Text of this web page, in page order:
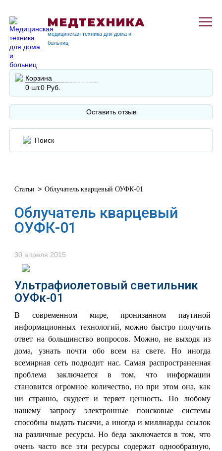
МЕДТЕХНИКА
медицинская техника для дома и
больниц
Корзина
0 шт.0 Руб.
Оставить отзыв
Статьи > Облучатель кварцевый ОУФК-01
Облучатель кварцевый
ОУФК-01
30 апреля 2015
Ультрафиолетовый светильник
ОУФк-01
В современном мире, пронизанном паутиной
информационных технологий, можно быстро получить
ответ на большинство вопросов. Можно, не выходя из
дома, узнать почти обо всем на свете. Но иногда
всемирная сеть подводит нас. Самая распространенная
проблема заключается в том, что информации
становится огромное количество, но при этом она, как
ни странно, скудеет и теряет ценность. По любому
нашему запросу электронные поисковые системы
способны выдать тысячи, а иногда и миллиарды ссылок
на различные ресурсы. Но беда заключается в том, что
очень часто все эти ресурсы содержат однообразную,